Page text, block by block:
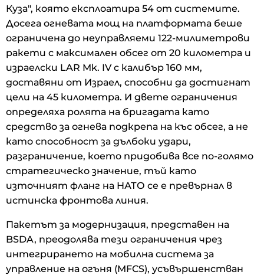
Куза", която експлоатира 54 от системите.
Досега огневата мощ на платформата беше
ограничена до неуправляеми 122-милиметрови
ракети с максимален обсег от 20 километра и
израелски LAR Mk. IV с калибър 160 мм,
доставяни от Израел, способни да достигнат
цели на 45 километра. И двете ограничения
определяха ролята на бригадата като
средство за огнева подкрепа на къс обсег, а не
като способност за дълбоки удари,
разграничение, което придобива все по-голямо
стратегическо значение, тъй като
източният фланг на НАТО се е превърнал в
истинска фронтова линия.
Пакетът за модернизация, представен на
BSDA, преодолява тези ограничения чрез
интегрирането на мобилна система за
управление на огъня (MFCS), усъвършенстван